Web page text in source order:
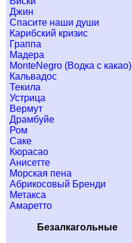
Джин
Спасите наши души
Карибский кризис
Граппа
Мадера
MonteNegro (Водка с какао)
Кальвадос
Текила
Устрица
Вермут
Драмбуйе
Ром
Саке
Кюрасао
Анисетте
Морская пена
Абрикосовый Бренди
Метакса
Амаретто
Безалкагольные